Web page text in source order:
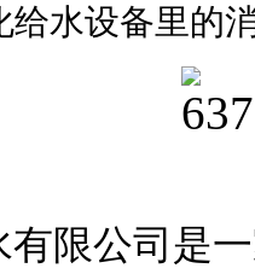
给水设备里的
限公司是